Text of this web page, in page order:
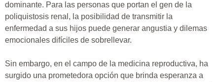
dominante. Para las personas que portan el gen de la
poliquistosis renal, la posibilidad de transmitir la
enfermedad a sus hijos puede generar angustia y dilemas
emocionales difíciles de sobrellevar.
Sin embargo, en el campo de la medicina reproductiva, ha
surgido una prometedora opción que brinda esperanza a